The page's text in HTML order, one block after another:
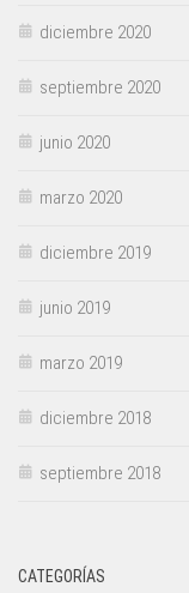
diciembre 2020
septiembre 2020
junio 2020
marzo 2020
diciembre 2019
junio 2019
marzo 2019
diciembre 2018
septiembre 2018
CATEGORÍAS